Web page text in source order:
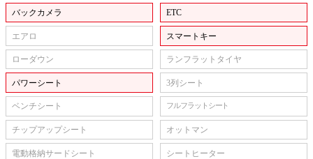
バックカメラ ETC
エアロ スマートキー
ローダウン ランフラットタイヤ
パワーシート 3列シート
ベンチシート フルフラットシート
チップアップシート オットマン
電動格納サードシート シートヒーター